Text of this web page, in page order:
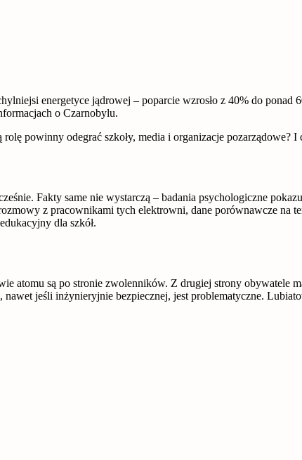
energetyce jądrowej – poparcie wzrosło z 40% do
o Czarnobylu.
powinny odegrać szkoły, media i organizacje pozarządowe?
Fakty same nie wystarczą – badania psychologiczne
z pracownikami tych elektrowni, dane porównawcze na
dla szkół.
atomu są po stronie zwolenników. Z drugiej strony
jeśli inżynieryjnie bezpiecznej, jest problematyczne.